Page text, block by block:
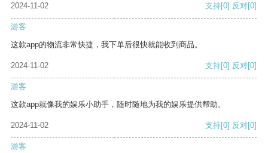
2024-11-02 支持[0] 反对[0]
游客
这款app的物流非常快捷，我下单后很快就能收到商品。
2024-11-02 支持[0] 反对[0]
游客
这款app就像我的娱乐小助手，随时随地为我的娱乐提供帮助。
2024-11-02 支持[0] 反对[0]
游客